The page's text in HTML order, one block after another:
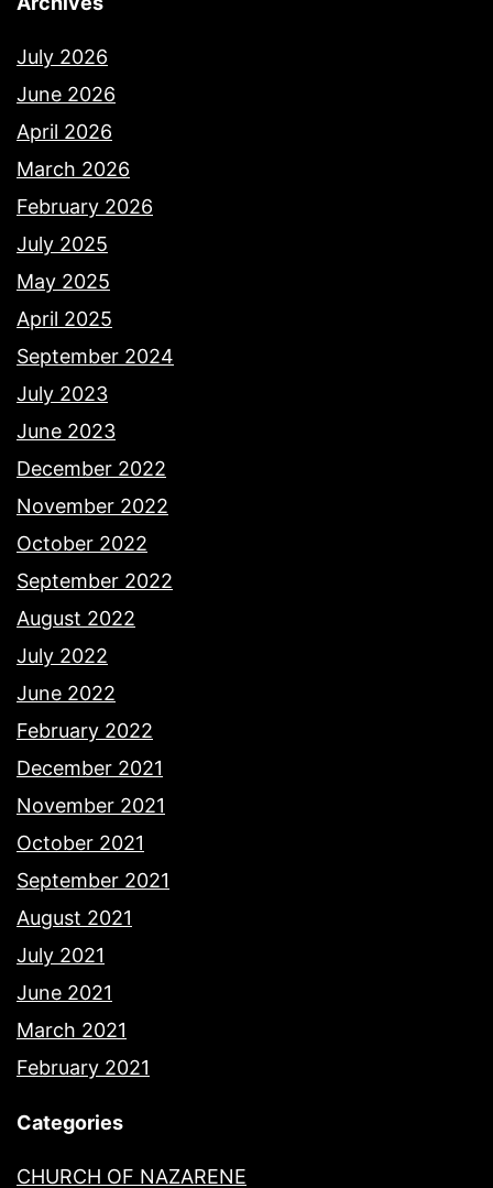
July 2026
June 2026
April 2026
March 2026
February 2026
July 2025
May 2025
April 2025
September 2024
July 2023
June 2023
December 2022
November 2022
October 2022
September 2022
August 2022
July 2022
June 2022
February 2022
December 2021
November 2021
October 2021
September 2021
August 2021
July 2021
June 2021
March 2021
February 2021
Categories
CHURCH OF NAZARENE